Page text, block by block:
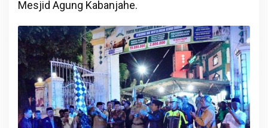
Mesjid Agung Kabanjahe.